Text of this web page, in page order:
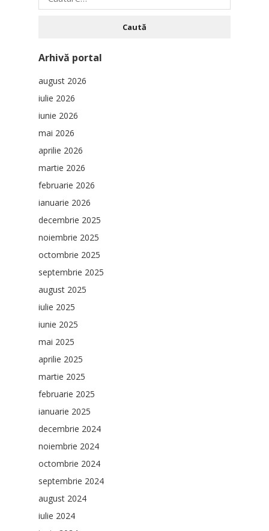
după:
Arhivă portal
august 2026
iulie 2026
iunie 2026
mai 2026
aprilie 2026
martie 2026
februarie 2026
ianuarie 2026
decembrie 2025
noiembrie 2025
octombrie 2025
septembrie 2025
august 2025
iulie 2025
iunie 2025
mai 2025
aprilie 2025
martie 2025
februarie 2025
ianuarie 2025
decembrie 2024
noiembrie 2024
octombrie 2024
septembrie 2024
august 2024
iulie 2024